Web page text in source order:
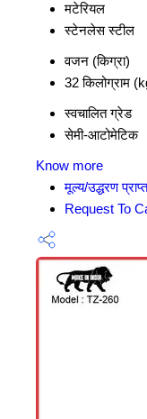
मटेरियल
स्टेनलेस स्टील
वजन (किग्रा)
32 किलोग्राम
स्वचालित ग्रेड
सेमी-आटोमेटिक
Know more
मूल्य/उद्धरण
Request To